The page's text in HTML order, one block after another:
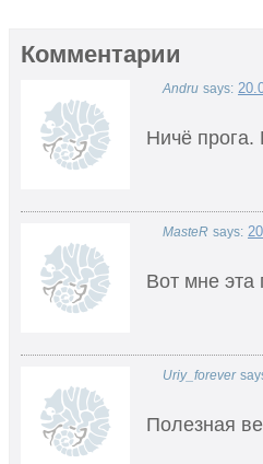
Комментарии
Andru says:
Ничё прога.
MasteR says:
Вот мне эта
Uriy_forever
Полезная